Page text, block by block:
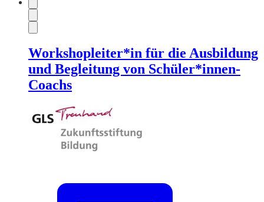
Workshopleiter*in für die Ausbildung
und Begleitung von Schüler*innen-
Coachs